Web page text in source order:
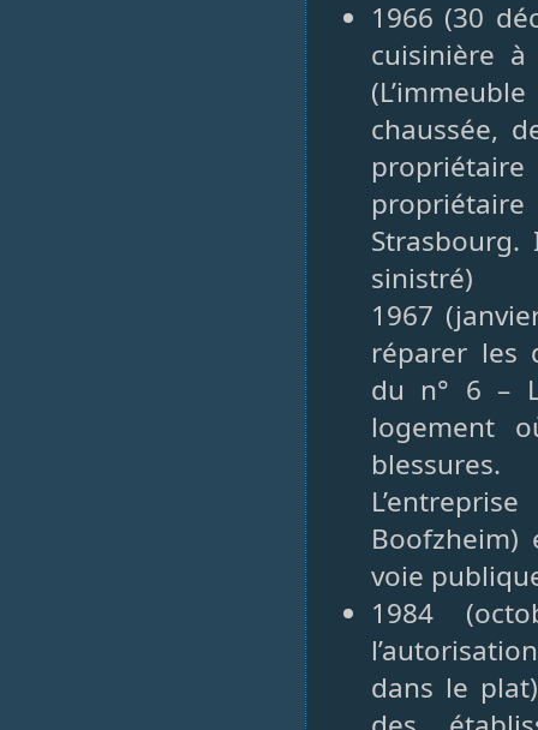
1966 (30
cuisinière
chaussée,
sinistré)
1967
réparer les
du n° 6 –
logement
blessures.
voie
1984
dans le